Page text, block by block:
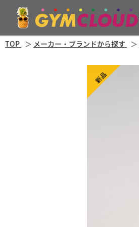
TOP メーカー・ブランドから探す
新品